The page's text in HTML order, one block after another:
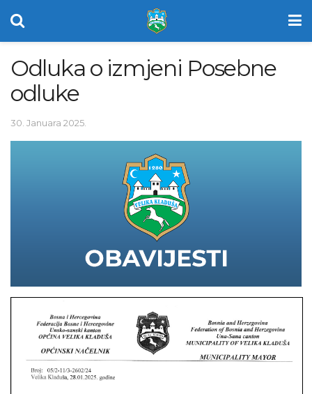
Odluka o izmjeni Posebne
odluke
30. Januara 2025.